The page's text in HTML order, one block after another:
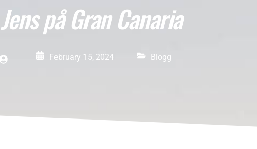
Jens på Gran Canaria
February 15, 2024 Blogg